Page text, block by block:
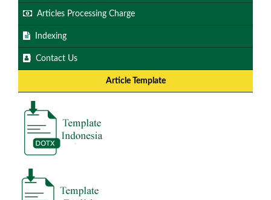
Articles Processing Charge
Indexing
Contact Us
Article Template